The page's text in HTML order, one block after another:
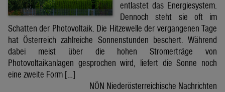
entlastet das Energiesystem.
Dennoch steht sie oft im
Schatten der Photovoltaik. Die Hitzewelle der vergangenen Tage
hat Österreich zahlreiche Sonnenstunden beschert. Während
dabei meist über die hohen Stromerträge von
Photovoltaikanlagen gesprochen wird, liefert die Sonne noch
eine zweite Form […]
NÖN Niederösterreichische Nachrichten